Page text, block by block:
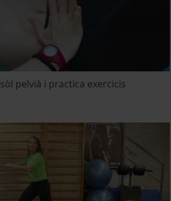
pelvià i practica exercicis